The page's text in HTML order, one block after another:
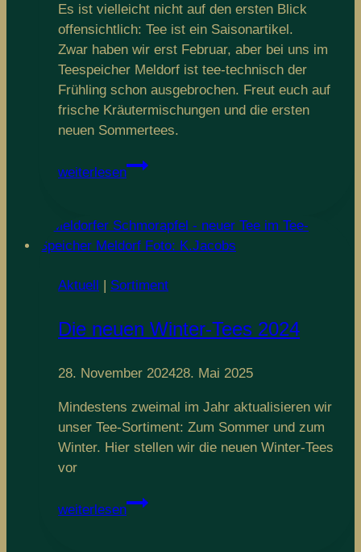
Es ist vielleicht nicht auf den ersten Blick
offensichtlich: Tee ist ein Saisonartikel.
Zwar haben wir erst Februar, aber bei uns im
Teespeicher Meldorf ist tee-technisch der
Frühling schon ausgebrochen. Freut euch auf
frische Kräutermischungen und die ersten
neuen Sommertees.
weiterlesen
Saisonwechsel
Aktuell | Sortiment
Die neuen Winter-Tees 2024
28. November 202428. Mai 2025
Mindestens zweimal im Jahr aktualisieren wir
unser Tee-Sortiment: Zum Sommer und zum
Winter. Hier stellen wir die neuen Winter-Tees
vor
weiterlesen
Die
neuen